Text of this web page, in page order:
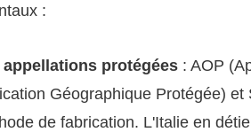
:
appellations protégées : AOP
Géographique Protégée)
de fabrication. L'Italie en